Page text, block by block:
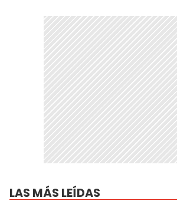
LAS MÁS LEÍDAS